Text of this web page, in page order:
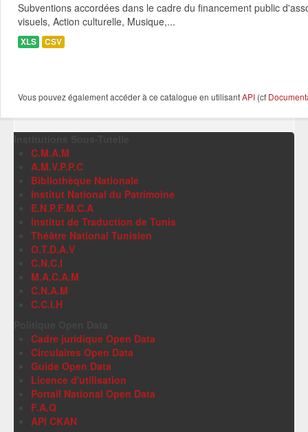
Subventions accordées dans le cadre du financement public
visuels, Action culturelle, Musique,...
XLS CSV
Vous pouvez également accéder à ce catalogue en utilisantAPI (cf
C.M.A.M
A.M.V.P.P.C
Bibliothèque Nationale
Institut National du Patrimoine
E.N.P.F.M.C.A
Institut de Traduction de Tunis
Théâtre National Tunisien
O.T.D.A.V
C.N.C.I
M.A.C.A.M
C.N.A.M
C.C.I.H
Cadre juridique Open Data
Circulaires Open Data
Guide Open Data
Licence d'utilisation
Portail National Open Data
F.A.Q
API CKAN